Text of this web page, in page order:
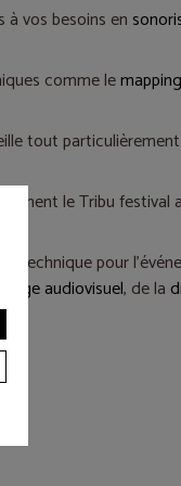
vos besoins en
comme le
tout
le Tribu festival
technique pour
audiovisuel, de la